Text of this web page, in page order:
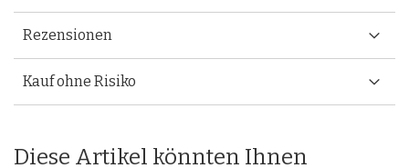
Rezensionen
Kauf ohne Risiko
Diese Artikel könnten Ihnen